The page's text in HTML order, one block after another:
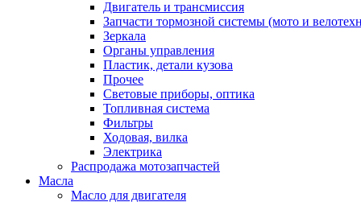
Двигатель и трансмиссия
Запчасти тормозной системы (мото и
Зеркала
Органы управления
Пластик, детали кузова
Прочее
Световые приборы, оптика
Топливная система
Фильтры
Ходовая, вилка
Электрика
Распродажа мотозапчастей
Масла
Масло для двигателя